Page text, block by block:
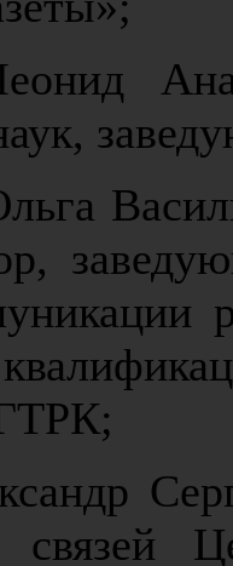
связей